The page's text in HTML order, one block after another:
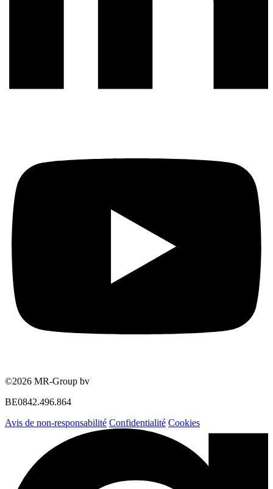
©2026 MR-Group bv
BE0842.496.864
Avis de non-responsabilité Confidentialité Cookies